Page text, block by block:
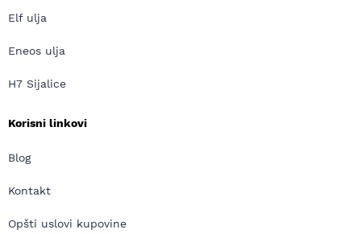
Elf ulja
Eneos ulja
H7 Sijalice
Korisni linkovi
Blog
Kontakt
Opšti uslovi kupovine